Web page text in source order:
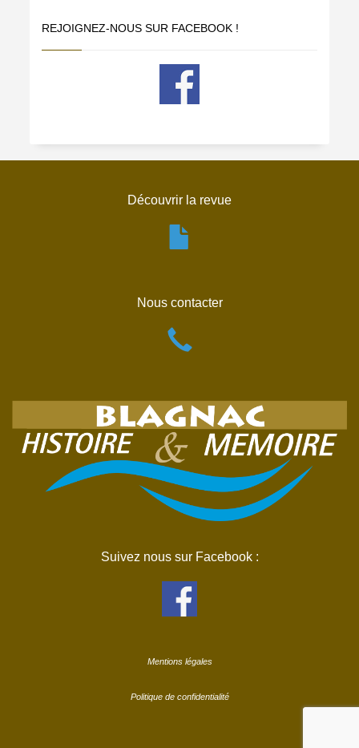
REJOIGNEZ-NOUS SUR FACEBOOK !
Découvrir la revue
Nous contacter
Suivez nous sur Facebook :
Mentions légales
Politique de confidentialité